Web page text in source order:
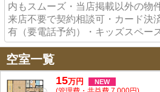
内もスムーズ・当店掲載以外の物
来店不要で契約相談可・カード決
有（要電話予約）・キッズスペー
空室一覧
15万円 NEW